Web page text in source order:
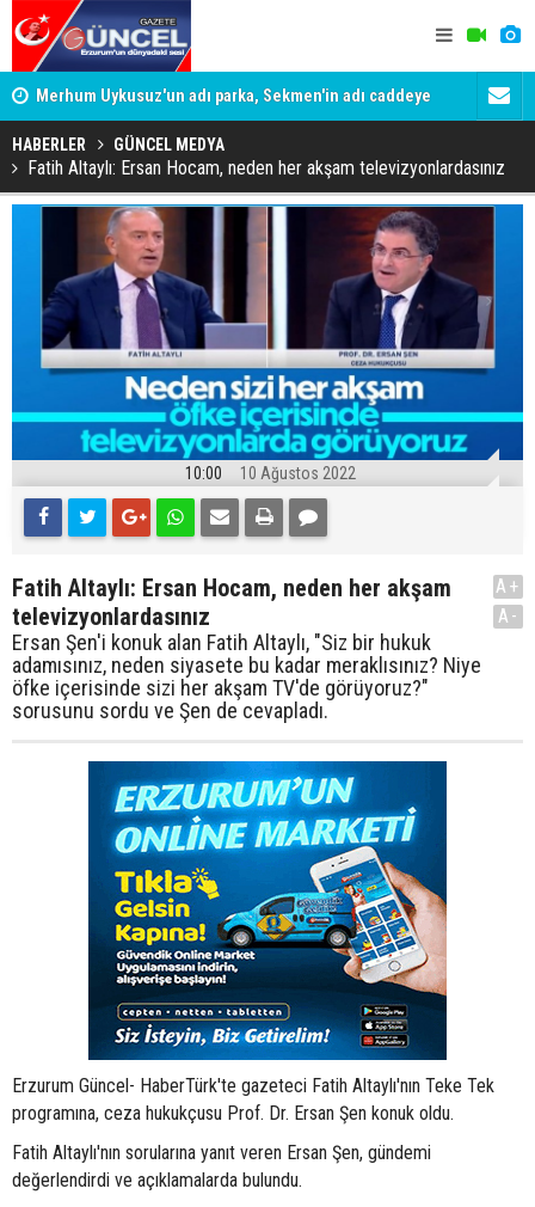
Merhum Uykusuz'un adı parka, Sekmen'in adı caddeye
verildi
HABERLER GÜNCEL MEDYA
Fatih Altaylı: Ersan Hocam, neden her akşam televizyonlardasınız
10:00 10 Ağustos 2022
Fatih Altaylı: Ersan Hocam, neden her akşam
televizyonlardasınız
Ersan Şen'i konuk alan Fatih Altaylı, "Siz bir hukuk
adamısınız, neden siyasete bu kadar meraklısınız? Niye
öfke içerisinde sizi her akşam TV'de görüyoruz?"
sorusunu sordu ve Şen de cevapladı.
A+
A-
Erzurum Güncel- HaberTürk'te gazeteci Fatih Altaylı'nın Teke Tek
programına, ceza hukukçusu Prof. Dr. Ersan Şen konuk oldu.
Fatih Altaylı'nın sorularına yanıt veren Ersan Şen, gündemi
değerlendirdi ve açıklamalarda bulundu.